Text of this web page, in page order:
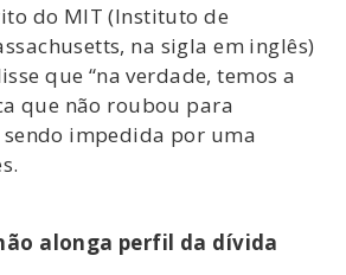
do MIT (Instituto de
na sigla em inglês)
que “na verdade, temos a
que não roubou para
impedida por uma
alonga perfil da dívida